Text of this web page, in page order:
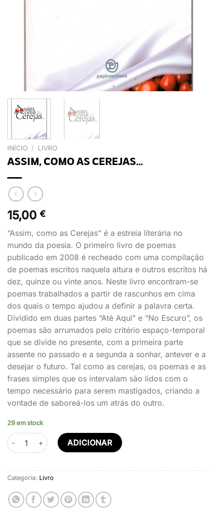
INÍCIO / LIVRO
ASSIM, COMO AS CEREJAS…
15,00 €
“Assim, como as Cerejas” é a estreia literária no
mundo da poesia. O primeiro livro de poemas
publicado em 2008 é recheado com uma compilação
de poemas escritos naquela altura e outros escritos há
dez, quinze ou vinte anos. Neste livro encontram-se
poemas trabalhados a partir de rascunhos em cima
dos quais o tempo ajudou a definir a palavra certa.
Dividido em duas partes “Até Aqui” e “No Escuro”, os
poemas são arrumados pelo critério espaço-temporal
que se divide no presente, com a primeira parte
assente no passado e a segunda a sonhar, antever e a
desejar o futuro. Tal como as cerejas, os poemas e as
frases simples que os intervalam são lidos com o
tempo necessário para serem mastigados, criando a
vontade de saboreá-los um atrás do outro.
29 em stock
Quantidade de ASSIM, COMO AS CEREJAS…
ADICIONAR
Categoria: Livro